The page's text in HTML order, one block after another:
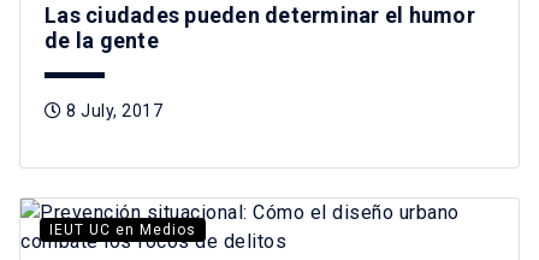
Las ciudades pueden determinar el humor
de la gente
8 July, 2017
IEUT UC en Medios